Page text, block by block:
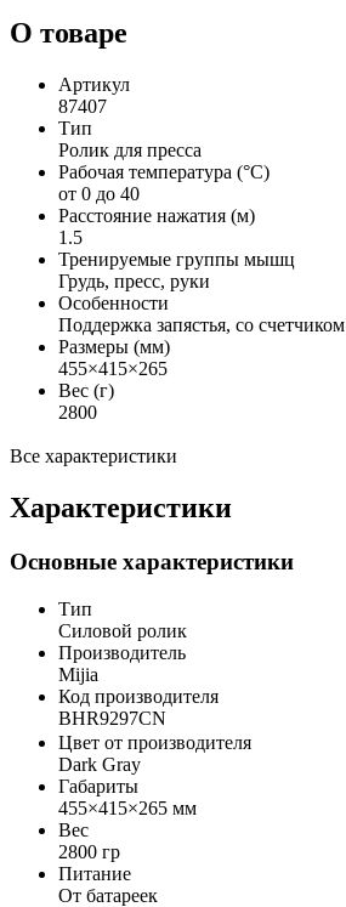
О товаре
Артикул
87407
Тип
Ролик для пресса
Рабочая температура (°C)
от 0 до 40
Расстояние нажатия (м)
1.5
Тренируемые группы мышц
Грудь, пресс, руки
Особенности
Поддержка запястья, со счетчиком
Размеры (мм)
455×415×265
Вес (г)
2800
Все характеристики
Характеристики
Основные характеристики
Тип
Силовой ролик
Производитель
Mijia
Код производителя
BHR9297CN
Цвет от производителя
Dark Gray
Габариты
455×415×265 мм
Вес
2800 гр
Питание
От батареек